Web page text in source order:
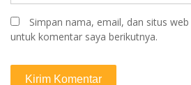
Simpan nama, email, dan situs
untuk komentar saya berikutnya.